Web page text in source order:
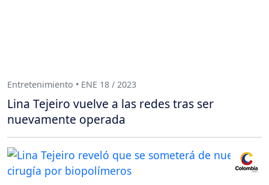
Entretenimiento • ENE 18 / 2023
Lina Tejeiro vuelve a las redes tras ser
nuevamente operada